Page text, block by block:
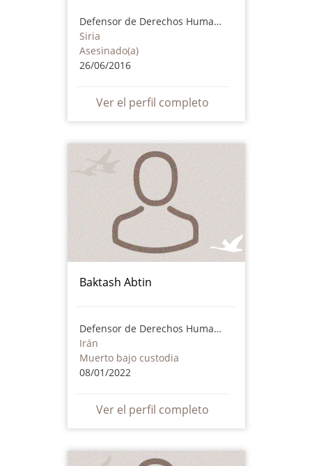
Defensor de Derechos Humanos
Siria
Asesinado(a)
26/06/2016
Ver el perfil completo
Baktash Abtin
Defensor de Derechos Humanos
Irán
Muerto bajo custodia
08/01/2022
Ver el perfil completo